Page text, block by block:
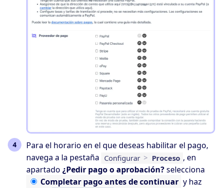
Para el horario en el que deseas habilitar el pago,
navega a la pestaña Configurar > Proceso , en
apartado ¿Pedir pago o aprobación?selecciona
Completar pago antes de continuar y haz